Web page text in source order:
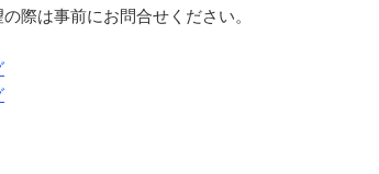
際は事前にお問合せください。